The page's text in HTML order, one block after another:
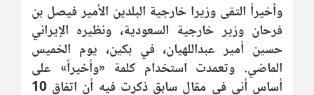
وأخيراً التقى وزيرا خارجية البلدين الأمير فيصل بن
فرحان وزير خارجية السعودية، ونظيره الإيراني
حسين أمير عبداللهيان، في بكين، يوم الخميس
الماضي. وتعمدت استخدام كلمة «وأخيراً» على
أساس أني في مقال سابق ذكرت فيه أن اتفاق 10